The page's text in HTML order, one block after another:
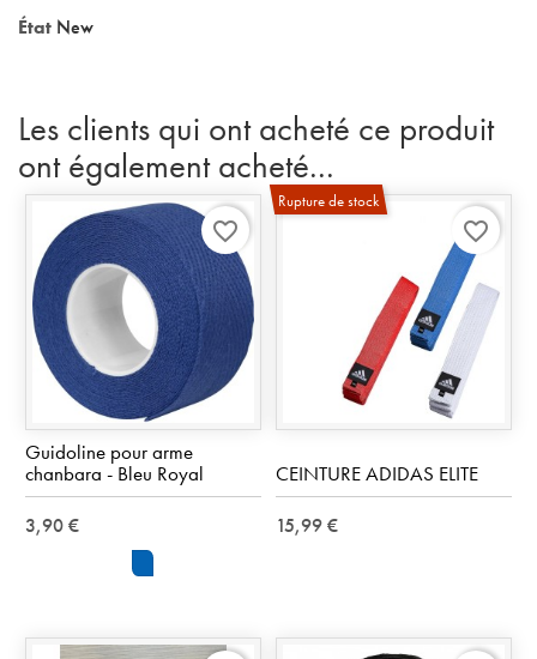
État New
Les clients qui ont acheté ce produit
ont également acheté...
Guidoline pour arme
chanbara - Bleu Royal
3,90 €
favorite_border
Rupture de stock
CEINTURE ADIDAS ELITE
15,99 €
favorite_border